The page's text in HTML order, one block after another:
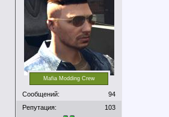
Mafia Modding Crew
Сообщений:
94
Репутация:
103